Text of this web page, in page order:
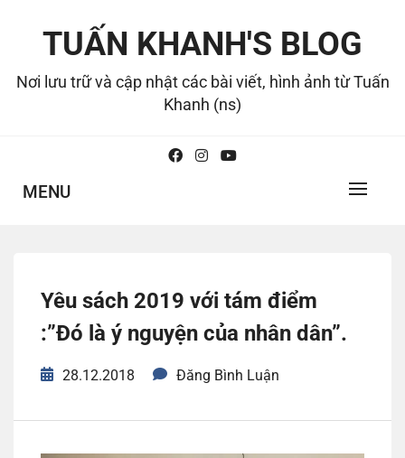
TUẤN KHANH'S BLOG
Nơi lưu trữ và cập nhật các bài viết, hình ảnh từ Tuấn
Khanh (ns)
MENU
Yêu sách 2019 với tám điểm
:”Đó là ý nguyện của nhân dân”.
28.12.2018 Đăng Bình Luận